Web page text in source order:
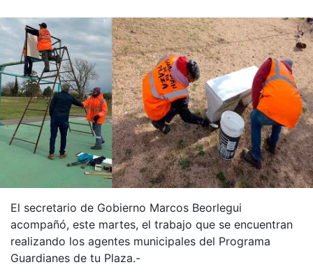
El secretario de Gobierno Marcos Beorlegui
acompañó, este martes, el trabajo que se encuentran
realizando los agentes municipales del Programa
Guardianes de tu Plaza.-